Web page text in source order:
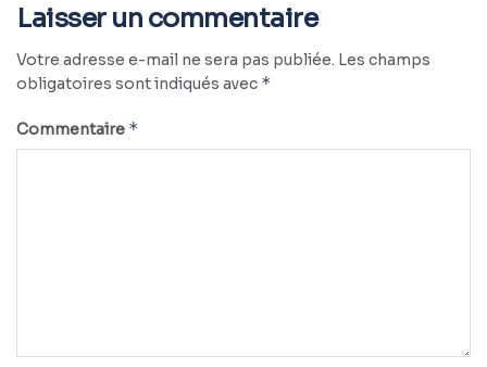
Laisser un commentaire
Votre adresse e-mail ne sera pas publiée. Les champs
obligatoires sont indiqués avec *
Commentaire *